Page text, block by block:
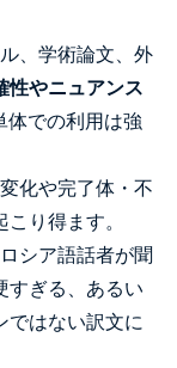
、学術論文、外
性やニュアンス
体での利用は強
化や完了体・不
り得ます。
シア語話者が聞
すぎる、あるい
ではない訳文に